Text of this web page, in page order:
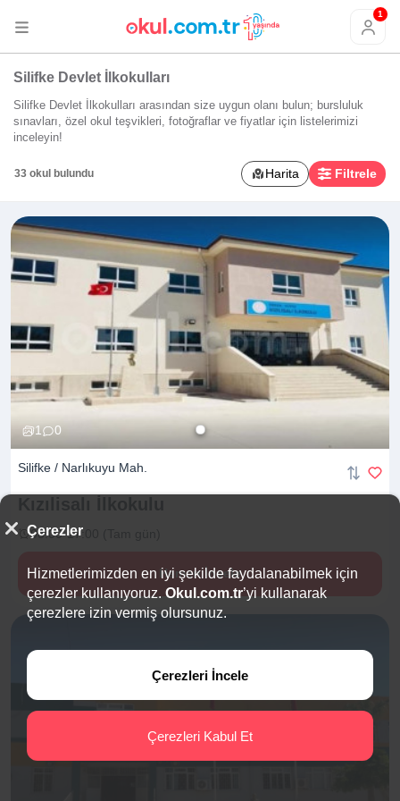
1
Silifke Devlet İlkokulları
Silifke Devlet İlkokulları arasından size uygun olanı bulun; bursluluk
sınavları, özel okul teşvikleri, fotoğraflar ve fiyatlar için listelerimizi
inceleyin!
33 okul bulundu Harita Filtrele
1 0
Silifke / Narlıkuyu Mah.
08:00-17:00 (Tam gün)
Hemen İncele
Çerezler
Hizmetlerimizden en iyi şekilde faydalanabilmek için
çerezler kullanıyoruz. Okul.com.tr’yi kullanarak
çerezlere izin vermiş olursunuz.
Çerezleri İncele
Çerezleri Kabul Et